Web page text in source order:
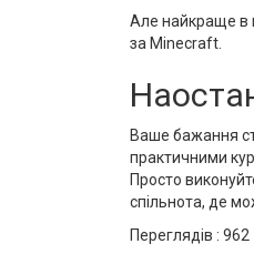
Але найкраще в
за Minecraft.
Ваше бажання
практичними
Просто
спільнота, де
Переглядів : 962